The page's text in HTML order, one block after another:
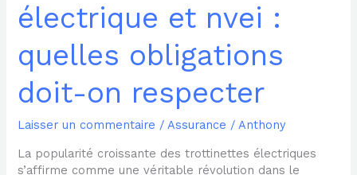
électrique et nvei :
quelles obligations
doit-on respecter
Laisser un commentaire /Assurance /Anthony
La popularité croissante des trottinettes électriques
s’affirme comme une véritable révolution dans le